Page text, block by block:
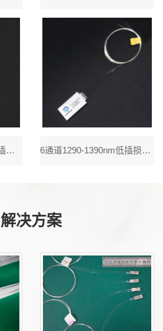
5通道 1270-1350nm 低插损工业温度CWDM Mux Demux 粗波分复用器件，典型插损1.0dB，光路无胶，单个通道波长精准可调，单侧出纤，抗侧拉光纤保护设计，可伐材料高气密性激光焊接封 6通道1290-1390nm低插损工业温度CWDM Mux Demux 粗波分复用器件，典型插损1.0dB，光路无胶，单个通道波长精准可调，单侧出纤，抗侧拉光纤保护设计，可伐材料高气密性激光焊接封装
解决方案